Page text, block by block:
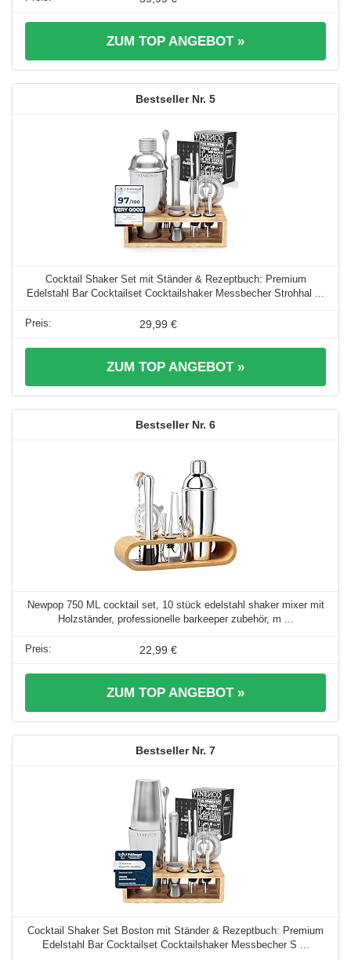
ZUM TOP ANGEBOT »
5
Cocktail Shaker Set mit Ständer & Rezeptbuch: Premium
Edelstahl Bar Cocktailset Cocktailshaker Messbecher Strohhal ...
29,99 €
ZUM TOP ANGEBOT »
6
Newpop 750 ML cocktail set, 10 stück edelstahl shaker mixer mit
Holzständer, professionelle barkeeper zubehör, m ...
22,99 €
ZUM TOP ANGEBOT »
7
Cocktail Shaker Set Boston mit Ständer & Rezeptbuch: Premium
Edelstahl Bar Cocktailset Cocktailshaker Messbecher S ...